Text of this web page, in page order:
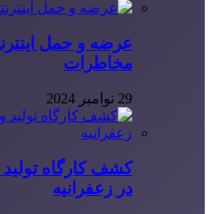
عرضه و حمل
مخاطرات
29 نوامبر 2024
کشف کارگاه
در زعفرانیه